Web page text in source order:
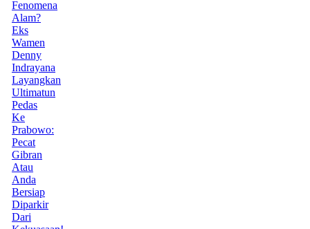
Fenomena
Alam?
Eks
Wamen
Denny
Indrayana
Layangkan
Ultimatun
Pedas
Ke
Prabowo:
Pecat
Gibran
Atau
Anda
Bersiap
Diparkir
Dari